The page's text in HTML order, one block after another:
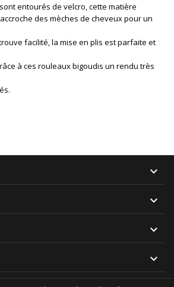
entourés de velcro, cette matière
des mèches de cheveux pour un
facilité, la mise en plis est parfaite et
à ces rouleaux bigoudis un rendu très



